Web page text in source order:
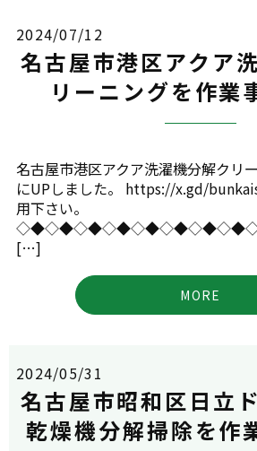
2024/07/12
名古屋市港区アクア
リーニングを作業
名古屋市港区アクア洗濯機分解クリ
にUPしました。 https://x.gd/
用下さい。
[…]
MORE
2024/05/31
名古屋市昭和区日立
乾燥機分解掃除を作